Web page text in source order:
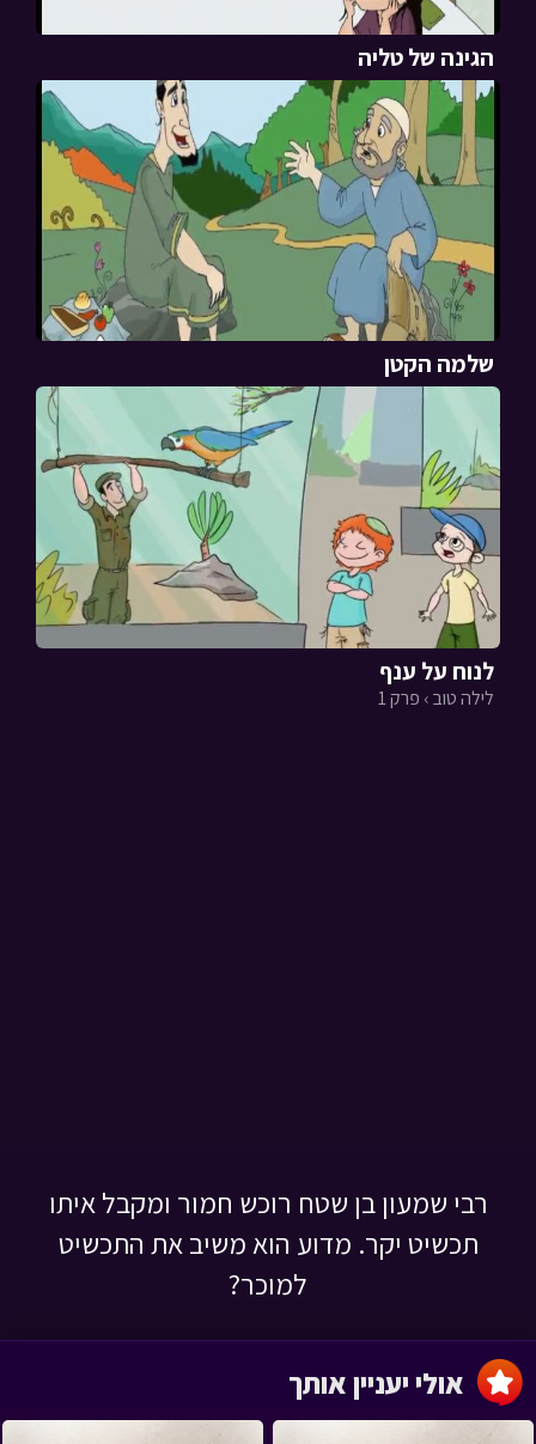
הגינה של טליה
שלמה הקטן
לנוח על ענף
לילה טוב › פרק 1
רבי שמעון בן שטח רוכש חמור ומקבל איתו
תכשיט יקר. מדוע הוא משיב את התכשיט
למוכר?